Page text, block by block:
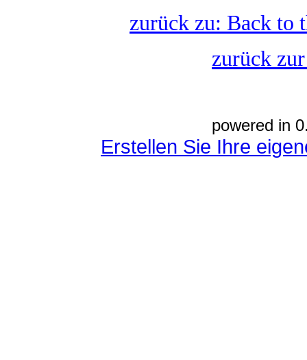
zurück zu: Back to
zurück
powered in
Erstellen Sie Ihre